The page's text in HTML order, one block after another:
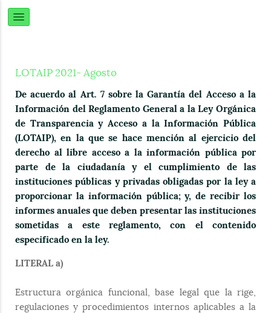
LOTAIP 2021- Agosto
De acuerdo al Art. 7 sobre la Garantía del Acceso a la
Información del Reglamento General a la Ley Orgánica
de Transparencia y Acceso a la Información Pública
(LOTAIP), en la que se hace mención al ejercicio del
derecho al libre acceso a la información pública por
parte de la ciudadanía y el cumplimiento de las
instituciones públicas y privadas obligadas por la ley a
proporcionar la información pública; y, de recibir los
informes anuales que deben presentar las instituciones
sometidas a este reglamento, con el contenido
especificado en la ley.
LITERAL a)
Estructura orgánica funcional, base legal que la rige,
regulaciones y procedimientos internos aplicables a la